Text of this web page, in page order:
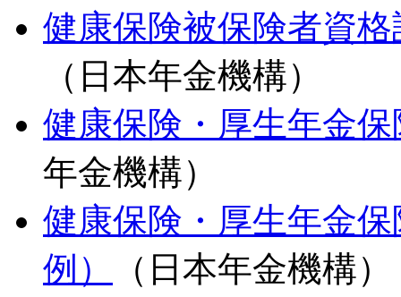
健康保険被保険者資
（日本年金機構）
健康保険・厚生年金
年金機構）
健康保険・厚生年金
例）
（日本年金機構）